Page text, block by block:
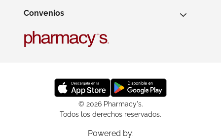
Convenios
© 2026 Pharmacy's.
Todos los derechos reservados.
Powered by: